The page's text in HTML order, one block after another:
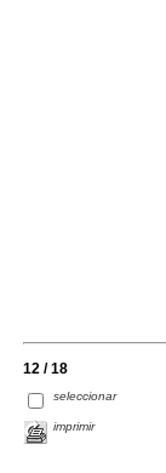
12 / 18
seleccionar
imprimir